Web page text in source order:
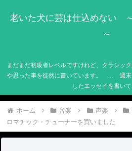
老いた犬に芸は仕込めない
～
まだまだ初級者レベルですけれど、クラシッ
や思った事を徒然に書いています。 … 週末
したエッセイを書いて
ホーム 音楽 声楽
ロマチック・チューナーを買いました